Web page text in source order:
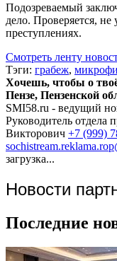
Подозреваемый
дело. Проверяется, не
преступлениях.
Смотреть ленту
Тэги: грабеж,
Хочешь, чтобы о
Пензе, Пензенской
SMI58.ru - ведущий
Руководитель отдела
Викторович +7 (999)
загрузка...
Новости
Последние